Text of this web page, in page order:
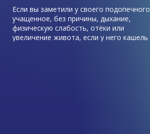
Если вы заметили у своего подопечного
учащенное, без причины, дыхание,
физическую слабость, отёки или
увеличение живота, если у него кашель